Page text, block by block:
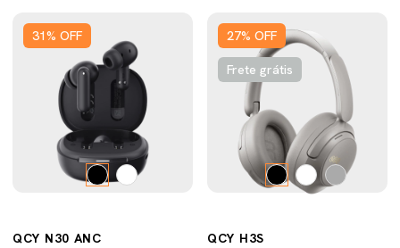
31% OFF
QCY N30 ANC
27% OFF
Frete grátis
QCY H3S